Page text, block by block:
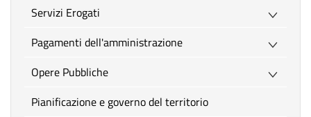
Servizi Erogati
Pagamenti dell'amministrazione
Opere Pubbliche
Pianificazione e governo del territorio